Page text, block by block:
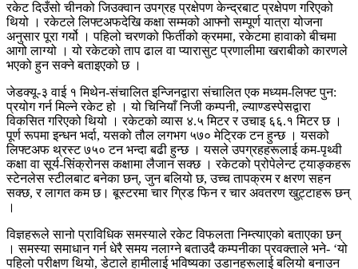
रकेट दिउँसो चीनको जिउक्वान उपग्रह प्रक्षेपण केन्द्रबाट प्रक्षेपण गरिएको
थियो । रकेटले लिफ्टअफदेखि कक्षा सम्मको आफ्नो सम्पूर्ण यात्रा योजना
अनुसार पूरा गर्यो । पहिलो चरणको फिर्तीको क्रममा, रकेटमा हावाको बीचमा
आगो लाग्यो । यो रकेटको ताप ढाल वा प्यारासुट प्रणालीमा खराबीको कारणले
भएको हुन सक्ने बताइएको छ ।
जेडक्यू-३ वाई १ मिथेन-संचालित इन्जिनद्वारा संचालित एक मध्यम-लिफ्ट पुन:
प्रयोग गर्न मिल्ने रकेट हो । यो चिनियाँ निजी कम्पनी, ल्याण्डस्पेसद्वारा
विकसित गरिएको थियो । रकेटको व्यास ४.५ मिटर र उचाइ ६६.१ मिटर छ ।
पूर्ण रूपमा इन्धन भर्दा, यसको तौल लगभग ५७० मेट्रिक टन हुन्छ । यसको
लिफ्टअफ थ्रस्ट ७५० टन भन्दा बढी हुन्छ । यसले उपग्रहहरूलाई कम-पृथ्वी
कक्षा वा सूर्य-सिंक्रोनस कक्षामा लैजान सक्छ । रकेटको प्रोपेलेन्ट ट्याङ्कहरू
स्टेनलेस स्टीलबाट बनेका छन्, जुन बलियो छ, उच्च तापक्रम र क्षरण सहन
सक्छ, र लागत कम छ। बूस्टरमा चार ग्रिड फिन र चार अवतरण खुट्टाहरू छन्
।
विज्ञहरूले सानो प्राविधिक समस्याले रकेट विफलता निम्त्याएको बताएका छन्
। समस्या समाधान गर्न धेरै समय नलाग्ने बताउदै कम्पनीका प्रवक्ताले भने- ‘यो
पहिलो परीक्षण थियो, डेटाले हामीलाई भविष्यका उडानहरूलाई बलियो बनाउन